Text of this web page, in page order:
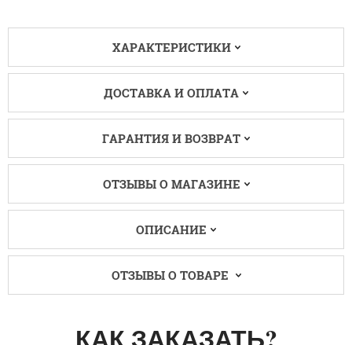
ХАРАКТЕРИСТИКИ
ДОСТАВКА И ОПЛАТА
ГАРАНТИЯ И ВОЗВРАТ
ОТЗЫВЫ О МАГАЗИНЕ
ОПИСАНИЕ
ОТЗЫВЫ О ТОВАРЕ